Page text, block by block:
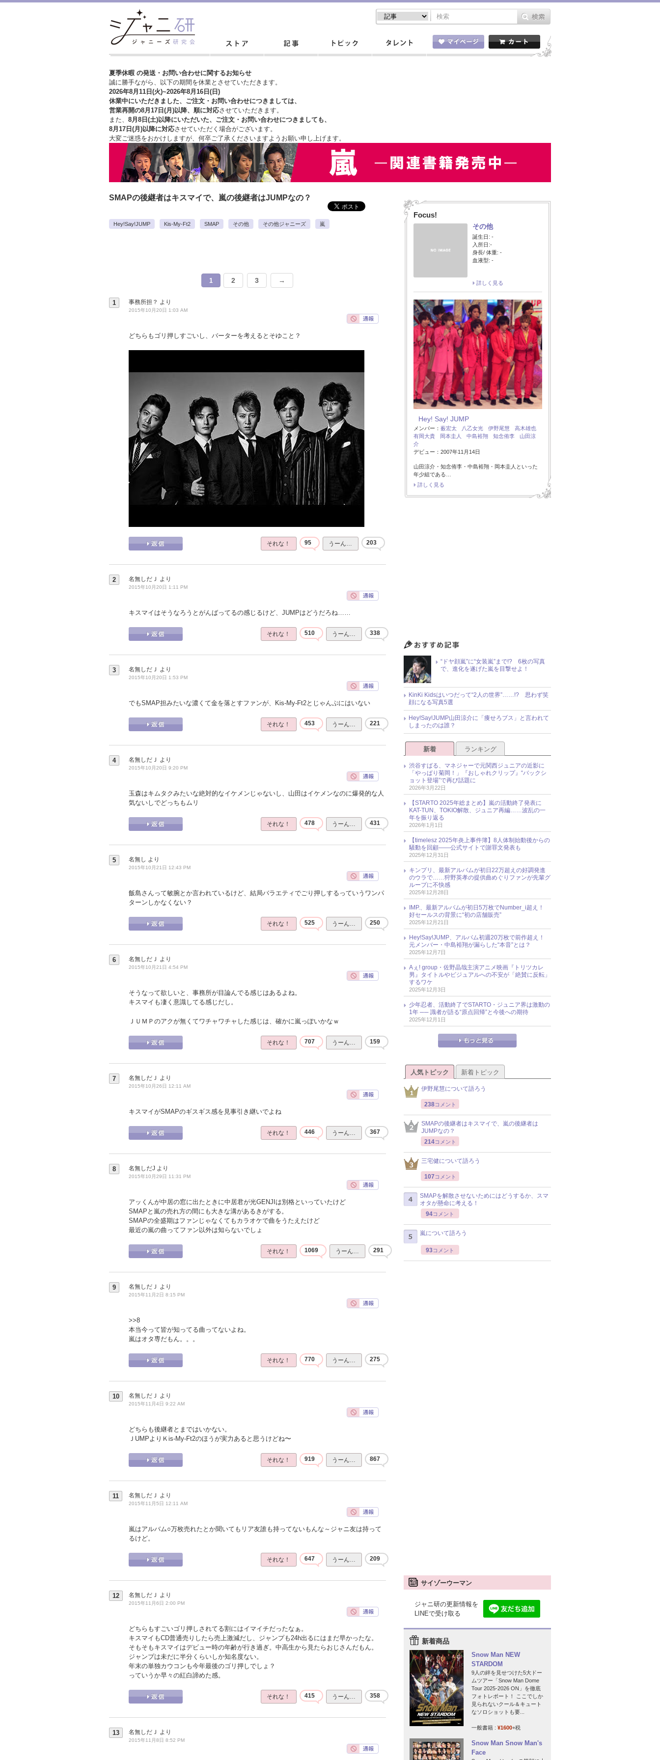
夏季休暇 の発送・お問い合わせに関するお知らせ
誠に勝手ながら、以下の期間を休業とさせていただきます。
2026年8月11日(火)~2026年8月16日(日)
休業中にいただきました、ご注文・お問い合わせにつきましては、
営業再開の8月17日(月)以降、順に対応させていただきます。
また、 8月8日(土)以降にいただいた、ご注文・ お問い合わせにつきましても、
8月17日(月)以降に対応させていただく場合がございます。
大変ご迷惑をおかけしますが、 何卒ご了承くださいますようお願い申し上げます。
SMAPの後継者はキスマイで、嵐の後継者はJUMPなの？
Hey!Say!JUMP Kis-My-Ft2 SMAP その他 その他ジャニーズ 嵐
1 2 3 →
1 事務所担？ より
2015年10月20日 1:03 AM
どちらもゴリ押しすごいし、バーターを考えるとそゆこと？
それな！ 95 うーん… 203
2 名無しだＪ より
2015年10月20日 1:11 PM
キスマイはそうなろうとがんばってるの感じるけど、JUMPはどうだろね……
それな！ 510 うーん… 338
3 名無しだＪ より
2015年10月20日 1:53 PM
でもSMAP担みたいな濃くて金を落とすファンが、Kis-My-Ft2とじゃんぷにはいない
それな！ 453 うーん… 221
4 名無しだＪ より
2015年10月20日 9:20 PM
玉森はキムタクみたいな絶対的なイケメンじゃないし、山田はイケメンなのに爆発的な人
気ないしでどっちもムリ
それな！ 478 うーん… 431
5 名無し より
2015年10月21日 12:43 PM
飯島さんって敏腕とか言われているけど、結局バラエティでごり押しするっていうワンパ
ターンしかなくない？
それな！ 525 うーん… 250
6 名無しだＪ より
2015年10月21日 4:54 PM
そうなって欲しいと、事務所が目論んでる感じはあるよね。
キスマイも凄く意識してる感じだし。
ＪＵＭＰのアクが無くてワチャワチャした感じは、確かに嵐っぽいかなｗ
それな！ 707 うーん… 159
7 名無しだＪ より
2015年10月26日 12:11 AM
キスマイがSMAPのギスギス感を見事引き継いでよね
それな！ 446 うーん… 367
8 名無しだJ より
2015年10月29日 11:31 PM
アッくんが中居の窓に出たときに中居君が光GENJIは別格といっていたけど
SMAPと嵐の売れ方の間にも大きな溝があるきがする。
SMAPの全盛期はファンじゃなくてもカラオケで曲をうたえたけど
最近の嵐の曲ってファン以外は知らないでしょ
それな！ 1069 うーん… 291
9 名無しだＪ より
2015年11月2日 8:15 PM
>>8
本当今って皆が知ってる曲ってないよね。
嵐はオタ専だもん。。。
それな！ 770 うーん… 275
10 名無しだＪ より
2015年11月4日 9:22 AM
どちらも後継者とまではいかない。
ＪUMPよりＫis-My-Ft2のほうが実力あると思うけどね〜
それな！ 919 うーん… 867
11 名無しだＪ より
2015年11月5日 12:11 AM
嵐はアルバム○万枚売れたとか聞いてもリア友誰も持ってないもんな～ジャニ友は持って
るけど。
それな！ 647 うーん… 209
12 名無しだＪ より
2015年11月6日 2:00 PM
どちらもすごいゴリ押しされてる割にはイマイチだったなぁ。
キスマイもCD普通売りしたら売上激減だし、ジャンプも24h出るにはまだ早かったな。
そもそもキスマイはデビュー時の年齢が行き過ぎ。中高生から見たらおじさんだもん。
ジャンプは未だに半分くらいしか知名度ない。
年末の単独カウコンも今年最後のゴリ押しでしょ？
っていうか早々の紅白諦めた感。
それな！ 415 うーん… 358
13 名無しだＪ より
2015年11月8日 8:52 PM
Focus!
その他
誕生日: -
入所日:-
身長/ 体重: -
血液型: -
詳しく見る
Hey! Say! JUMP
メンバー： 薮宏太 八乙女光 伊野尾慧
高木雄也
有岡大貴
岡本圭人 中島裕翔 知念侑李
山田涼
介
デビュー：2007年11月14日
山田涼介・知念侑李・中島裕翔・岡本圭人といった
年少組である…
詳しく見る
“ドヤ顔嵐”に“女装嵐”まで!? 6枚の写真
で、進化を遂げた嵐を目撃せよ！
KinKi Kidsはいつだって“2人の世界”……!? 思わず笑
顔になる写真5選
Hey!Say!JUMP山田涼介に「痩せろブス」と言われて
しまったのは誰？
新着 ランキング
渋谷すばる、マネジャーで元関西ジュニアの近影に
「やっぱり菊岡！」『おしゃれクリップ』“バックシ
ョット登場”で再び話題に
2026年3月22日
【STARTO 2025年総まとめ】嵐の活動終了発表に
KAT-TUN、TOKIO解散、ジュニア再編……波乱の一
年を振り返る
2026年1月1日
【timelesz 2025年炎上事件簿】8人体制始動後からの
騒動を回顧――公式サイトで謝罪文発表も
2025年12月31日
キンプリ、最新アルバムが初日22万超えの好調発進
のウラで……狩野英孝の提供曲めぐりファンが先輩グ
ループに不快感
2025年12月28日
IMP.、最新アルバムが初日5万枚でNumber_i超え！
好セールスの背景に“初の店舗販売”
2025年12月21日
Hey!Say!JUMP、アルバム初週20万枚で前作超え！
元メンバー・中島裕翔が漏らした“本音”とは？
2025年12月7日
Aぇ! group・佐野晶哉主演アニメ映画『トリツカレ
男』タイトルやビジュアルへの不安が「絶賛に反転」
するワケ
2025年12月3日
少年忍者、活動終了でSTARTO・ジュニア界は激動の
1年 ── 識者が語る“原点回帰”と今後への期待
2025年12月1日
人気トピック 新着トピック
伊野尾慧について語ろう
238コメント
SMAPの後継者はキスマイで、嵐の後継者は
JUMPなの？
214コメント
三宅健について語ろう
107 コメント
SMAPを解散させないためにはどうするか、スマ
オタが懸命に考える！
94コメント
嵐について語ろう
93コメント
サイゾーウーマン
ジャニ研の更新情報を
LINEで受け取る
新着商品
Snow Man NEW
STARDOM
9人の絆を見せつけた5大ドー
ムツアー「Snow Man Dome
Tour 2025-2026 ON」を徹底
フォトレポート！ ここでしか
見られないクール＆キュート
なソロショットも要...
一般書籍 : ¥1600+税
Snow Man Snow Man's
Face